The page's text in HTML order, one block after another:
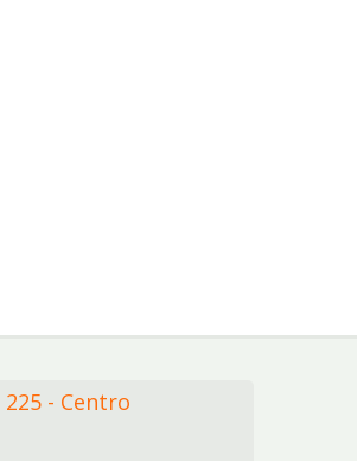
225 - Centro